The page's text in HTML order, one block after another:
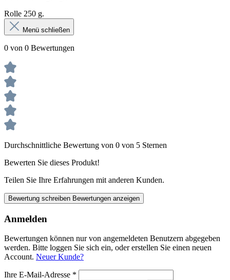
Rolle 250 g.
Menü schließen
0 von 0 Bewertungen
Durchschnittliche Bewertung von 0 von 5 Sternen
Bewerten Sie dieses Produkt!
Teilen Sie Ihre Erfahrungen mit anderen Kunden.
Bewertung schreiben Bewertungen anzeigen
Anmelden
Bewertungen können nur von angemeldeten Benutzern abgegeben
werden. Bitte loggen Sie sich ein, oder erstellen Sie einen neuen
Account. Neuer Kunde?
Ihre E-Mail-Adresse *